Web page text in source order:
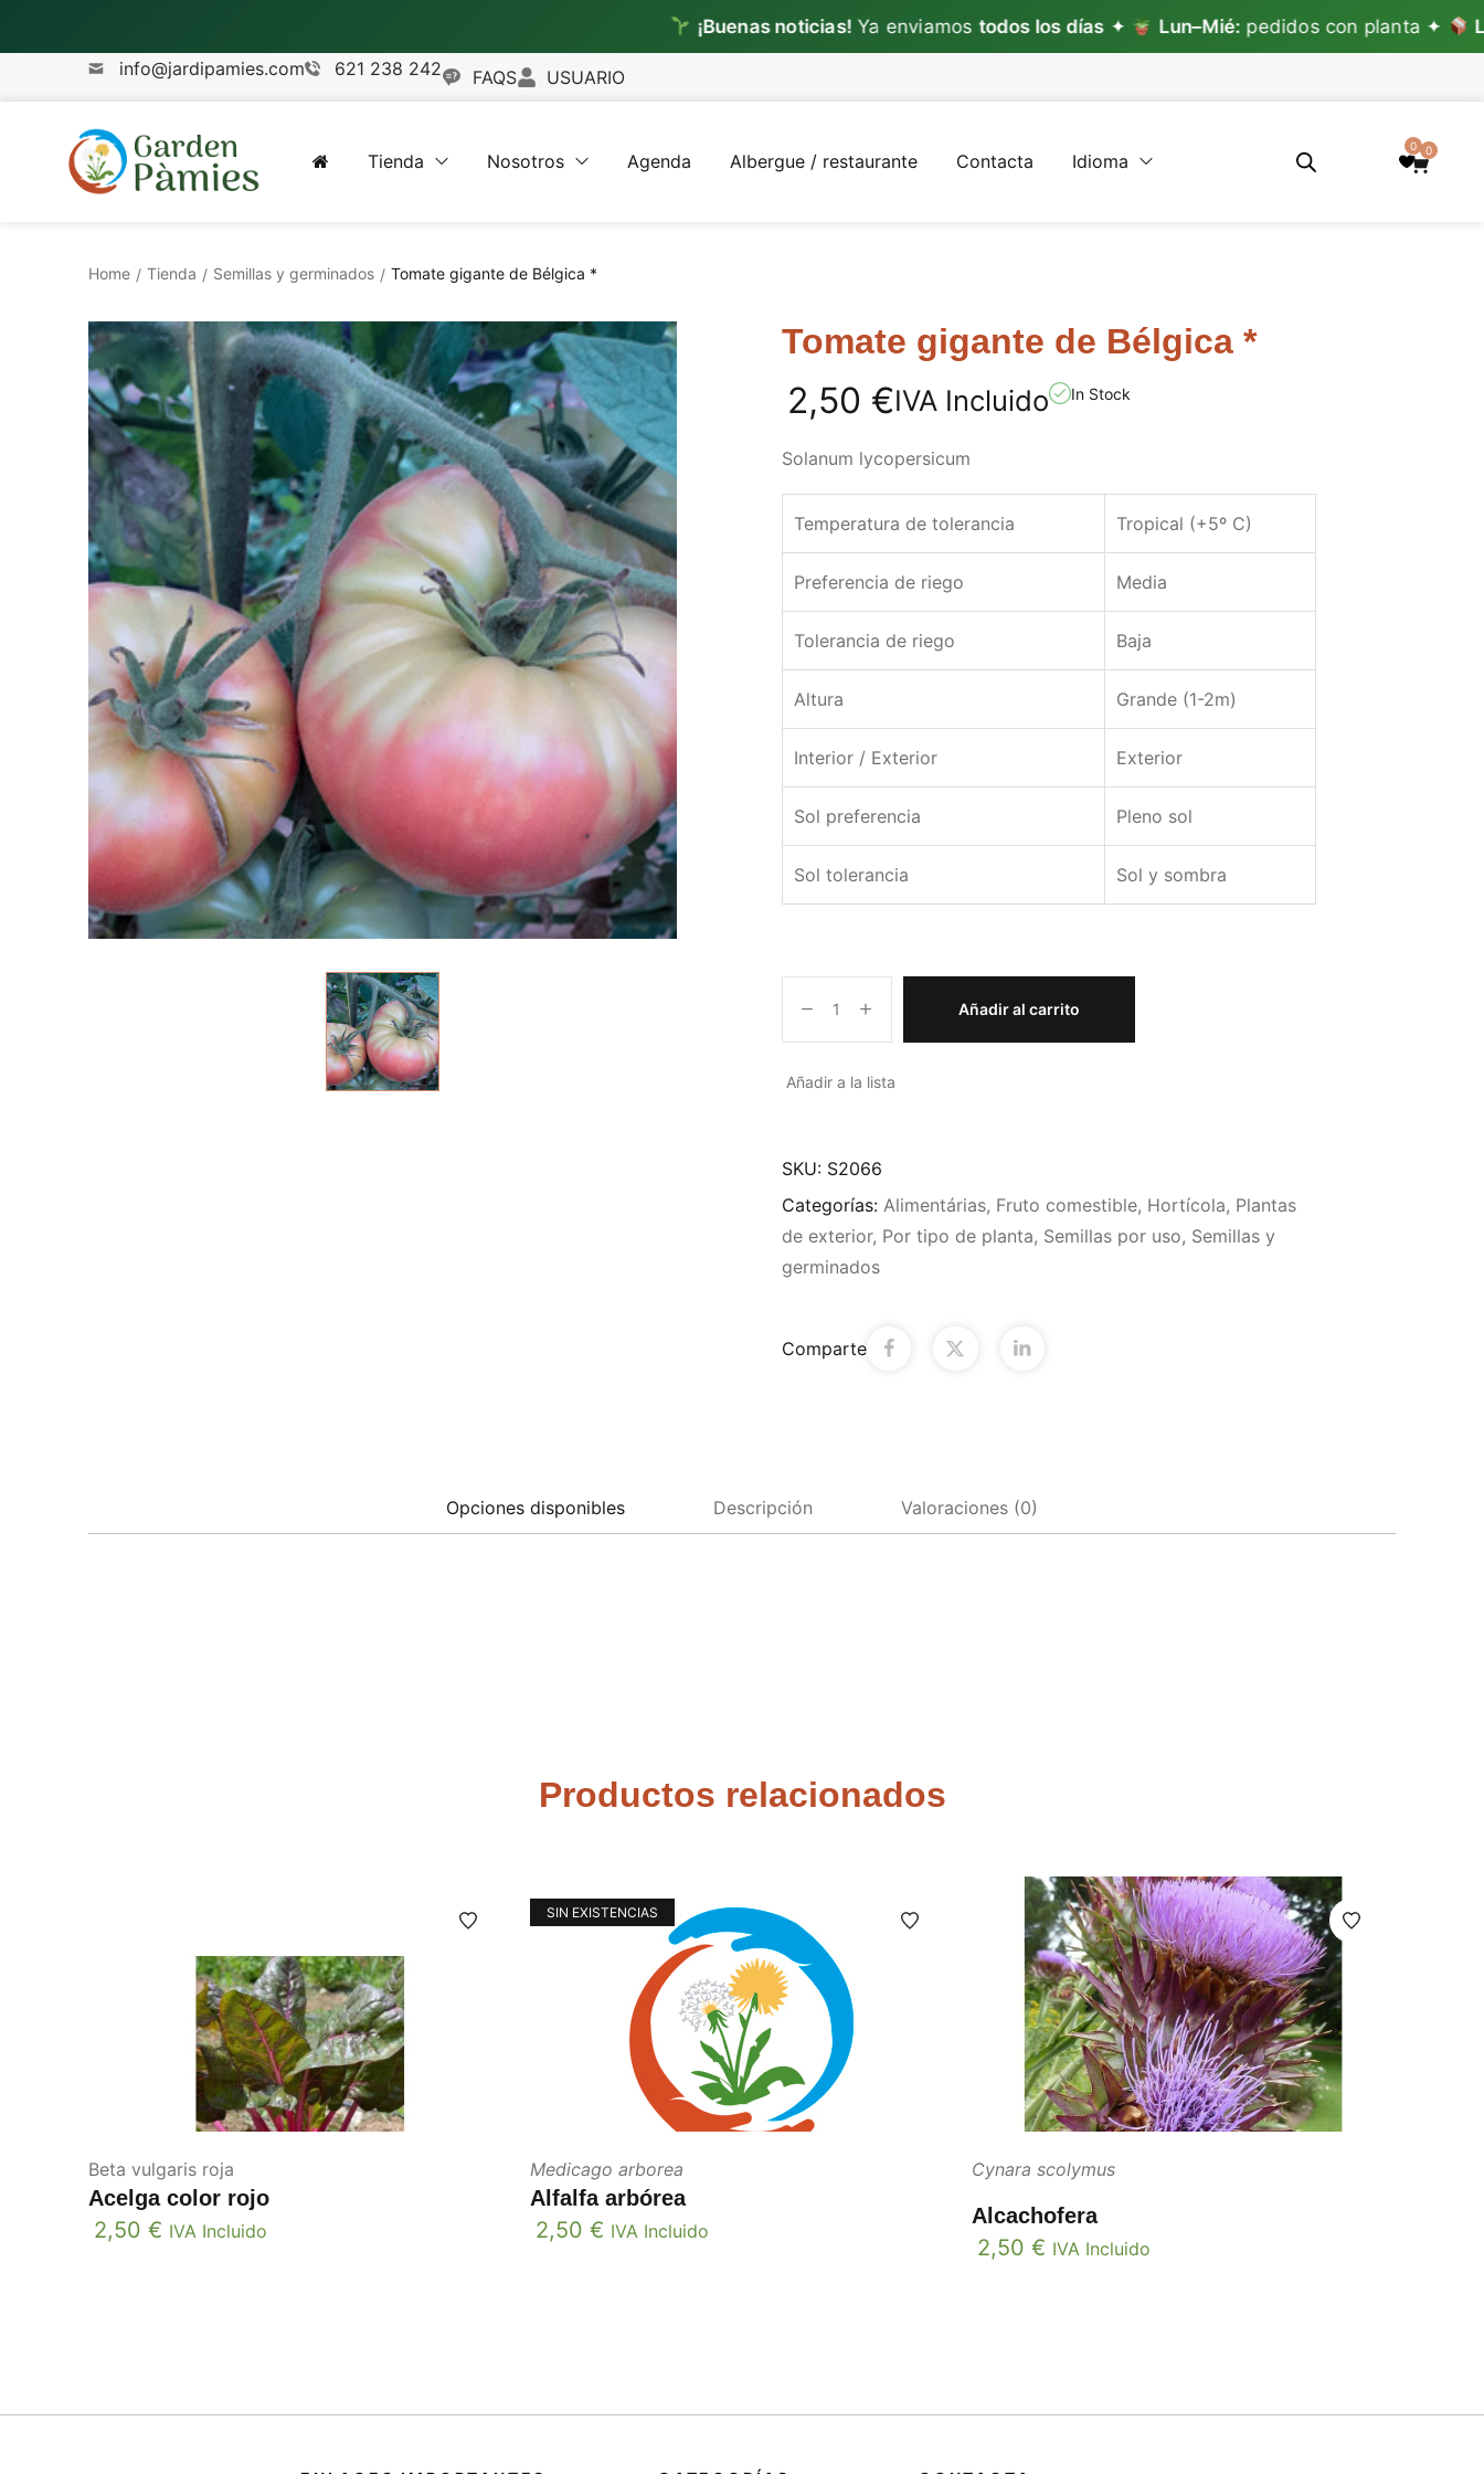
¡Buenas noticias!Ya enviamostodos los días✦ Lun–Mié:pedidos con planta ✦
info@jardipamies.com
621 238 242 FAQS USUARIO
Tienda Nosotros Agenda Albergue / restaurante Contacta Idioma
0 0
Home / Tienda / Semillas y germinados / Tomate gigante de Bélgica *
Tomate gigante de Bélgica *
2,50 €IVA Incluido In Stock
Solanum lycopersicum
Temperatura de tolerancia Tropical (+5º C)
Preferencia de riego Media
Tolerancia de riego Baja
Altura Grande (1-2m)
Interior / Exterior Exterior
Sol preferencia Pleno sol
Sol tolerancia Sol y sombra
Añadir al carrito
Añadir a la lista
SKU: S2066
Categorías: Alimentárias, Fruto comestible, Hortícola, Plantas
de exterior, Por tipo de planta, Semillas por uso, Semillas y
germinados
Comparte
Opciones disponibles Descripción Valoraciones (0)
Productos relacionados
Beta vulgaris roja
Acelga color rojo
2,50 € IVA Incluido
SIN EXISTENCIAS
Medicago arborea
Alfalfa arbórea
2,50 € IVA Incluido
Cynara scolymus
Alcachofera
2,50 € IVA Incluido